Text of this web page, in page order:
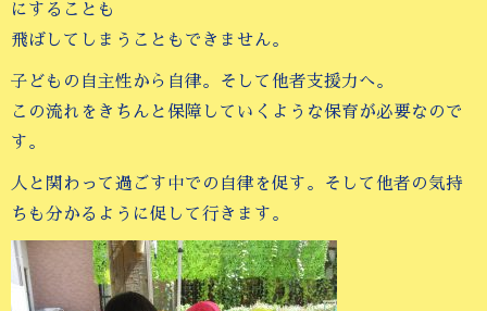
にすることも
飛ばしてしまうこともできません。
子どもの自主性から自律。そして他者支援力へ。
この流れをきちんと保障していくような保育が必要なので
す。
人と関わって過ごす中での自律を促す。そして他者の気持
ちも分かるように促して行きます。